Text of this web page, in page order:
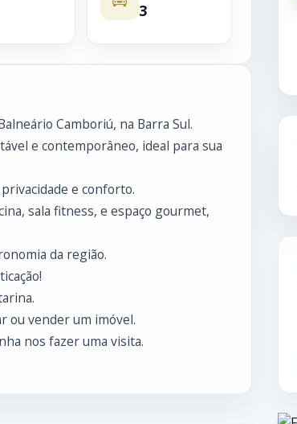
3
Camboriú, na Barra Sul.
e contemporâneo, ideal para sua
e conforto.
sala fitness, e espaço gourmet,
da região.
ou vender um imóvel.
nos fazer uma visita.